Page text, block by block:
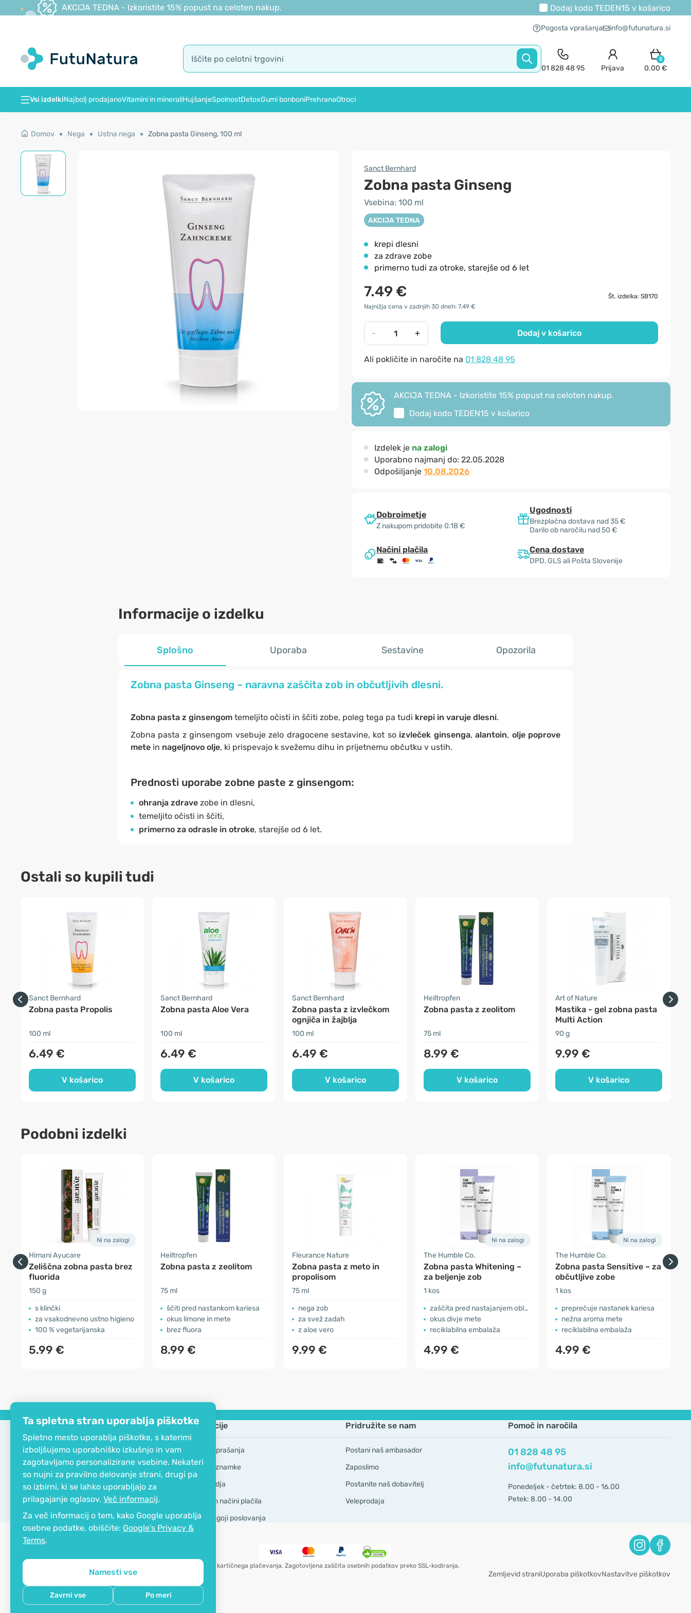
Ta spletna stran uporablja piškotke
Spletno mesto uporablja piškotke, s katerimi
izboljšujemo uporabniško izkušnjo in vam
zagotavljamo personalizirane vsebine. Nekateri
so nujni za pravilno delovanje strani, drugi pa
so izbirni, ki se lahko uporabljajo za
prilagajanje oglasov. Več informacij.
Za več informacij o tem, kako Google uporablja
osebne podatke, obiščite: Google’s Privacy &
Terms.
Namesti vse
Zavrni vse Po meri
AKCIJA TEDNA - Izkoristite 15% popust na celoten nakup. Dodaj kodo TEDEN15 v košarico
Pogosta vprašanja info@futunatura.si
01 828 48 95 Prijava
0
0.00 €
Vsi izdelkiNajbolj prodajanoVitamini in mineraliHujšanjeSpolnostDetoxGumi bonboniPrehranaOtroci
Domov Nega Ustna nega Zobna pasta Ginseng, 100 ml
Sanct Bernhard
Zobna pasta Ginseng
Vsebina: 100 ml
AKCIJA TEDNA
krepi dlesni
za zdrave zobe
primerno tudi za otroke, starejše od 6 let
7.49 €
Št. izdelka: SB170
Najnižja cena v zadnjih 30 dneh: 7.49 €
- + Dodaj v košarico
Ali pokličite in naročite na 01 828 48 95
AKCIJA TEDNA - Izkoristite 15% popust na celoten nakup.
Dodaj kodo TEDEN15 v košarico
Izdelek je na zalogi
Uporabno najmanj do: 22.05.2028
Odpošiljanje 10.08.2026
Dobroimetje
Z nakupom pridobite 0.18 €
Ugodnosti
Brezplačna dostava nad 35 €
Darilo ob naročilu nad 50 €
Načini plačila Cena dostave
DPD, GLS ali Pošta Slovenije
Informacije o izdelku
Splošno Uporaba Sestavine Opozorila
Zobna pasta Ginseng – naravna zaščita zob in občutljivih dlesni.
Zobna pasta z ginsengom temeljito očisti in ščiti zobe, poleg tega pa tudi krepi in varuje dlesni.
Zobna pasta z ginsengom vsebuje zelo dragocene sestavine, kot so izvleček ginsenga,alantoin, olje poprove
metein nageljnovo olje, ki prispevajo k svežemu dihu in prijetnemu občutku v ustih.
Prednosti uporabe zobne paste z ginsengom:
ohranja zdravezobe in dlesni,
temeljito očisti in ščiti,
primerno za odrasle in otroke, starejše od 6 let.
Ostali so kupili tudi
Sanct Bernhard
Zobna pasta Propolis
100 ml
6.49 €
V košarico
Sanct Bernhard
Zobna pasta Aloe Vera
100 ml
6.49 €
V košarico
Sanct Bernhard
Zobna pasta z izvlečkom
ognjiča in žajblja
100 ml
6.49 €
V košarico
Heiltropfen
Zobna pasta z zeolitom
75 ml
8.99 €
V košarico
Art of Nature
Mastika - gel zobna pasta
Multi Action
90 g
9.99 €
V košarico
Podobni izdelki
Ni na zalogi
Himani Ayucare
Zeliščna zobna pasta brez
fluorida
150 g
s klinčki
za vsakodnevno ustno higieno
100 % vegetarijanska
5.99 €
Heiltropfen
Zobna pasta z zeolitom
75 ml
ščiti pred nastankom kariesa
okus limone in mete
brez fluora
8.99 €
Fleurance Nature
Zobna pasta z meto in
propolisom
75 ml
nega zob
za svež zadah
z aloe vero
9.99 €
Ni na zalogi
The Humble Co.
Zobna pasta Whitening –
za beljenje zob
1 kos
zaščita pred nastajanjem oblog
okus divje mete
reciklabilna embalaža
4.99 €
Ni na zalogi
The Humble Co.
Zobna pasta Sensitive – za
občutljive zobe
1 kos
preprečuje nastanek kariesa
nežna aroma mete
reciklabilna embalaža
4.99 €
Podjetje
EKO certifikat
Kontakt
O podjetju
Informacije
Pogosta vprašanja
Blagovne znamke
GDPR Orodja
Dostava in načini plačila
Splošni pogoji poslovanja
Pridružite se nam
Postani naš ambasador
Zaposlimo
Postanite naš dobavitelj
Veleprodaja
Pomoč in naročila
01 828 48 95
info@futunatura.si
Ponedeljek - četrtek: 8.00 - 16.00
Petek: 8.00 - 14.00
Možnost kartičnega plačevanja. Zagotovljena zaščita osebnih podatkov preko SSL-kodiranja.
Copyright © 2012 - 2026   |   Be Healthy Group d.o.o. Zemljevid straniUporaba piškotkovNastavitve piškotkov